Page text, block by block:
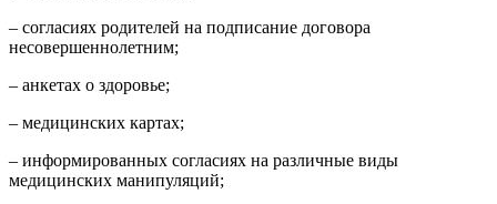
– согласиях родителей на подписание договора
несовершеннолетним;
– анкетах о здоровье;
– медицинских картах;
– информированных согласиях на различные виды
медицинских манипуляций;